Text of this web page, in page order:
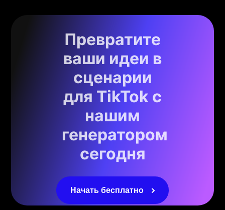
Превратите
ваши идеи в
сценарии
для TikTok с
нашим
генератором
сегодня
Начать бесплатно